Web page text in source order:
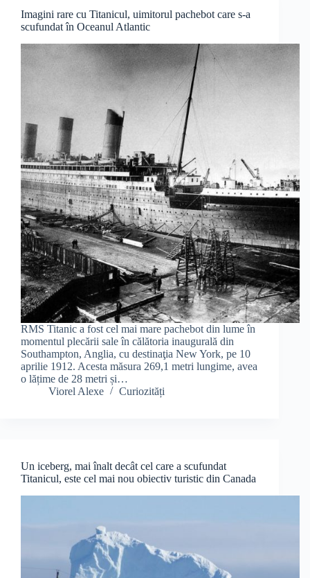
Imagini rare cu Titanicul, uimitorul pachebot care s-a
scufundat în Oceanul Atlantic
RMS Titanic a fost cel mai mare pachebot din lume în
momentul plecării sale în călătoria inaugurală din
Southampton, Anglia, cu destinaţia New York, pe 10
aprilie 1912. Acesta măsura 269,1 metri lungime, avea
o lățime de 28 metri și…
Viorel Alexe
Curiozități
Un iceberg, mai înalt decât cel care a scufundat
Titanicul, este cel mai nou obiectiv turistic din Canada